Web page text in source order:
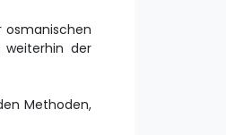
osmanischen
der
Methoden,